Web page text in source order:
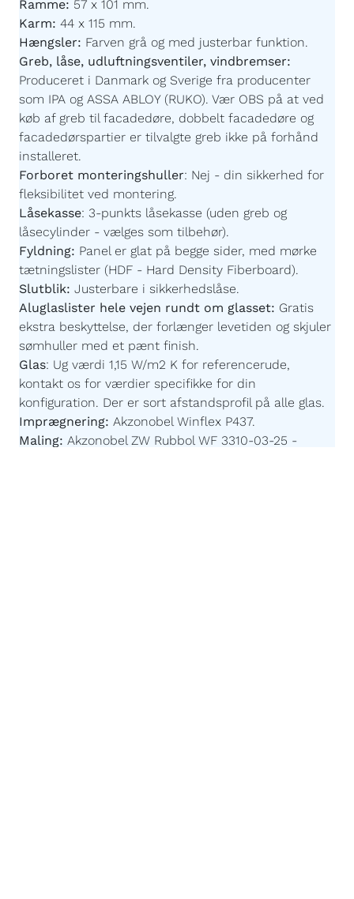
Ramme: 57 x 101 mm.
Karm: 44 x 115 mm.
Hængsler: Farven grå og med justerbar funktion.
Greb, låse, udluftningsventiler, vindbremser:
Produceret i Danmark og Sverige fra producenter
som IPA og ASSA ABLOY (RUKO). Vær OBS på at ved
køb af greb til facadedøre, dobbelt facadedøre og
facadedørspartier er tilvalgte greb ikke på forhånd
installeret.
Forboret monteringshuller: Nej - din sikkerhed for
fleksibilitet ved montering.
Låsekasse: 3-punkts låsekasse (uden greb og
låsecylinder - vælges som tilbehør).
Fyldning: Panel er glat på begge sider, med mørke
tætningslister (HDF - Hard Density Fiberboard).
Slutblik: Justerbare i sikkerhedslåse.
Aluglaslister hele vejen rundt om glasset: Gratis
ekstra beskyttelse, der forlænger levetiden og skjuler
sømhuller med et pænt finish.
Glas: Ug værdi 1,15 W/m2 K for referencerude,
kontakt os for værdier specifikke for din
konfiguration. Der er sort afstandsprofil på alle glas.
Imprægnering: Akzonobel Winflex P437.
Maling: Akzonobel ZW Rubbol WF 3310-03-25 -